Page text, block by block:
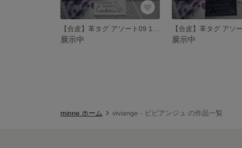
展示中 展示中
minne ホーム viviange - ビビアンジュ の作品一覧